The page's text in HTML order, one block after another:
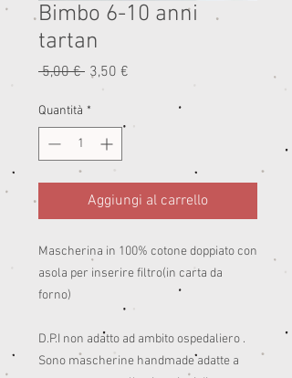
Bimbo 6-10 anni
tartan
5,00 € Prezzo
3,50 €
Quantità *
Aggiungi al carrello
Mascherina in 100% cotone doppiato con
asola per inserire filtro(in carta da
forno)
D.P.I non adatto ad ambito ospedaliero .
Sono mascherine handmade adatte a